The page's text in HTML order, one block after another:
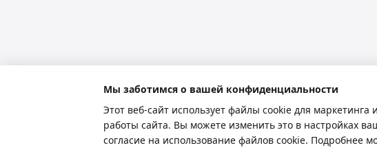
Интернет-магазин создан с Хорошоп
Мы заботимся о вашей конфиденциальности
Этот веб-сайт использует файлы cookie для
работы сайта. Вы можете изменить это в настройках
согласие на использование файлов cookie. Подробнее